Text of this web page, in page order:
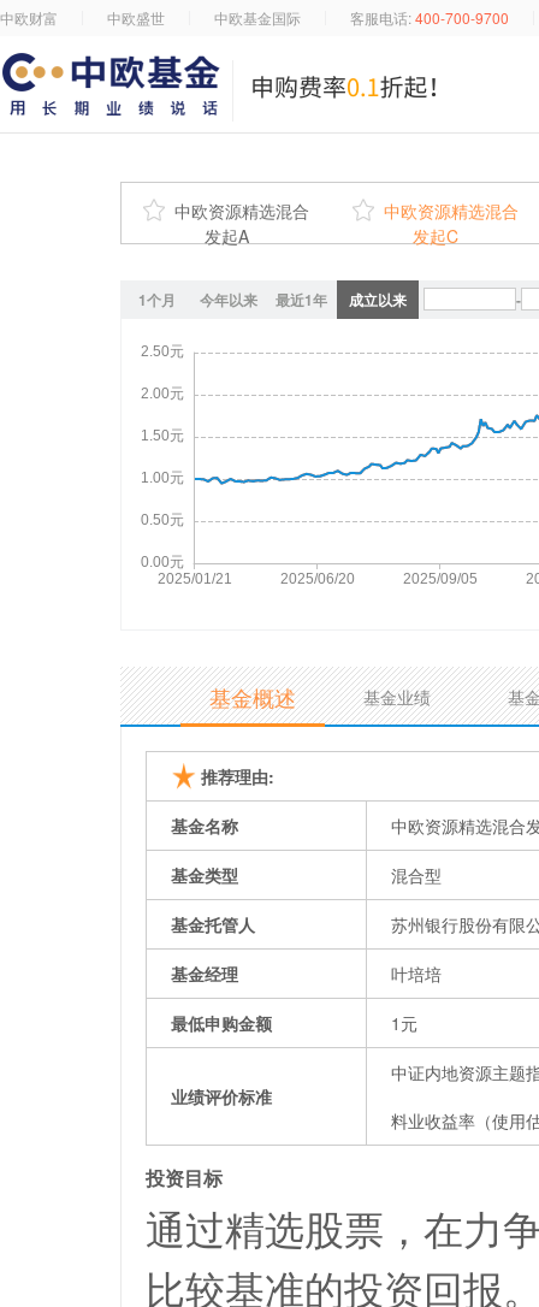
中欧财富 中欧盛世 中欧基金国际 客服电话:400-700-9700
 中欧资源精选混合
发起A
 中欧资源精选混合
发起C
1个月 今年以来 最近1年 成立以来 -
基金概述 基金业绩 基
推荐理由:
基金名称 中欧资源精选混合
基金类型 混合型
基金托管人 苏州银行股份有限
基金经理 叶培培
最低申购金额 1元
业绩评价标准
中证内地资源主题
料业收益率（使用
投资目标
通过精选股票，在力
比较基准的投资回报